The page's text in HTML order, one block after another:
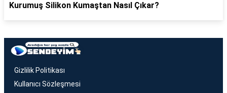
Kurumuş Silikon Kumaştan Nasıl Çıkar?
Gizlilik Politikası
Kullanıcı Sözleşmesi